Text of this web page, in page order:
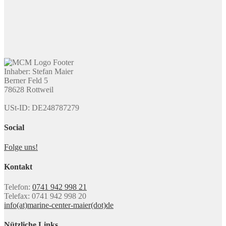
Inhaber: Stefan Maier
Berner Feld 5
78628 Rottweil
USt-ID: DE248787279
Social
Folge uns!
Kontakt
Telefon: 0741 942 998 21
Telefax: 0741 942 998 20
info(at)marine-center-maier(dot)de